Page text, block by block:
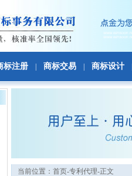
标注册 商标交易 商标设计
当前位置： 首页-专利代理-正文